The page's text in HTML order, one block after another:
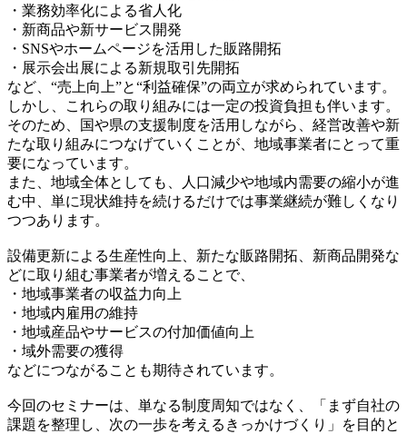
・業務効率化による省人化
・新商品や新サービス開発
・SNSやホームページを活用した販路開拓
・展示会出展による新規取引先開拓
など、“売上向上”と“利益確保”の両立が求められています。
しかし、これらの取り組みには一定の投資負担も伴います。
そのため、国や県の支援制度を活用しながら、経営改善や新
たな取り組みにつなげていくことが、地域事業者にとって重
要になっています。
また、地域全体としても、人口減少や地域内需要の縮小が進
む中、単に現状維持を続けるだけでは事業継続が難しくなり
つつあります。
設備更新による生産性向上、新たな販路開拓、新商品開発な
どに取り組む事業者が増えることで、
・地域事業者の収益力向上
・地域内雇用の維持
・地域産品やサービスの付加価値向上
・域外需要の獲得
などにつながることも期待されています。
今回のセミナーは、単なる制度周知ではなく、「まず自社の
課題を整理し、次の一歩を考えるきっかけづくり」を目的と